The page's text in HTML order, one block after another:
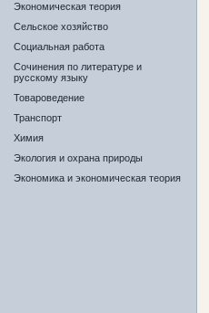
Экономическая теория
Сельское хозяйство
Социальная работа
Сочинения по литературе и
русскому языку
Товароведение
Транспорт
Химия
Экология и охрана природы
Экономика и экономическая теория